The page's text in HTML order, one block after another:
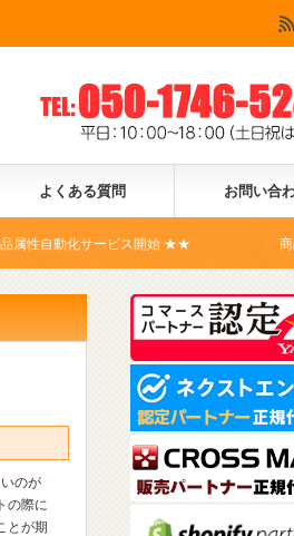
よくある質問 お問い合
ービス開始 ★★ 商品登録ドッ
のが
の際に
とが期